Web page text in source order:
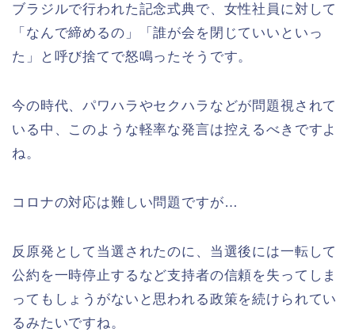
ブラジルで行われた記念式典で、女性社員に対して
「なんで締めるの」「誰が会を閉じていいといっ
た」と呼び捨てで怒鳴ったそうです。
今の時代、パワハラやセクハラなどが問題視されて
いる中、このような軽率な発言は控えるべきですよ
ね。
コロナの対応は難しい問題ですが…
反原発として当選されたのに、当選後には一転して
公約を一時停止するなど支持者の信頼を失ってしま
ってもしょうがないと思われる政策を続けられてい
るみたいですね。